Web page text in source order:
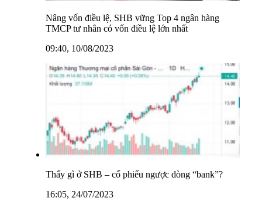
Nâng vốn điều lệ, SHB vững Top 4 ngân hàng
TMCP tư nhân có vốn điều lệ lớn nhất
09:40, 10/08/2023
Thấy gì ở SHB – cổ phiếu ngược dòng “bank”?
16:05, 24/07/2023